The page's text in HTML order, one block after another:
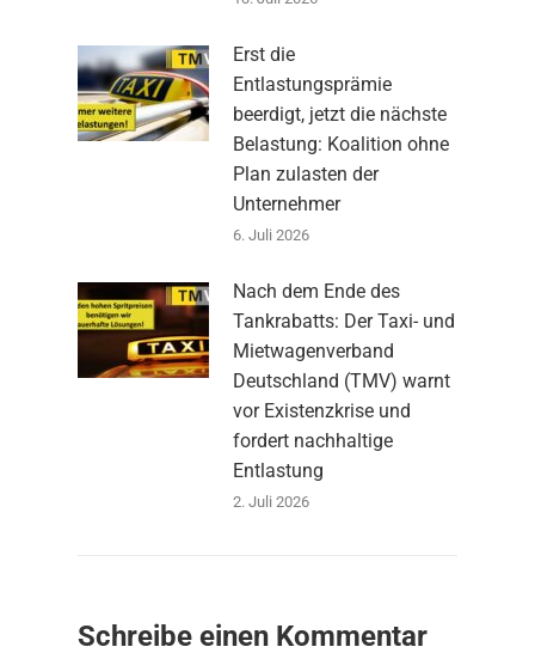
Erst die
Entlastungsprämie
beerdigt, jetzt die nächste
Belastung: Koalition ohne
Plan zulasten der
Unternehmer
6. Juli 2026
Nach dem Ende des
Tankrabatts: Der Taxi- und
Mietwagenverband
Deutschland (TMV) warnt
vor Existenzkrise und
fordert nachhaltige
Entlastung
2. Juli 2026
Schreibe einen Kommentar